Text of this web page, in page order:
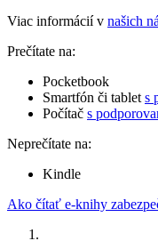
Viac informácií v našich
Prečítate na:
Pocketbook
Smartfón či tablet s
Počítač s
Neprečítate na:
Kindle
Ako čítať e-knihy